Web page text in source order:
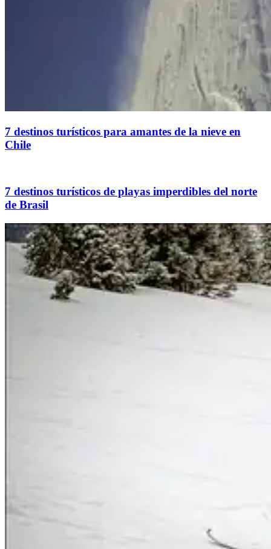
7 destinos turísticos para amantes de la nieve en
Chile
7 destinos turísticos de playas imperdibles del norte
de Brasil